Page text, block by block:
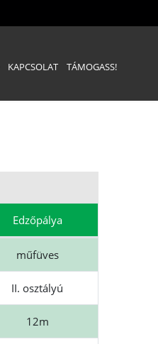
KAPCSOLAT TÁMOGASS!
Edzőpálya
műfüves
II. osztályú
12m